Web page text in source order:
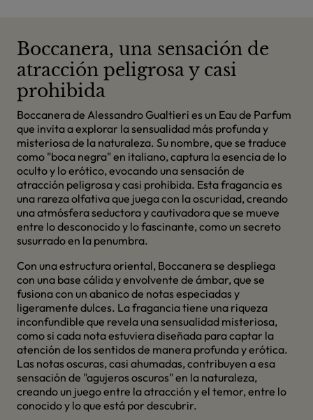
Boccanera, una sensación de
atracción peligrosa y casi
prohibida
Boccanera de Alessandro Gualtieri es un Eau de Parfum
que invita a explorar la sensualidad más profunda y
misteriosa de la naturaleza. Su nombre, que se traduce
como "boca negra" en italiano, captura la esencia de lo
oculto y lo erótico, evocando una sensación de
atracción peligrosa y casi prohibida. Esta fragancia es
una rareza olfativa que juega con la oscuridad, creando
una atmósfera seductora y cautivadora que se mueve
entre lo desconocido y lo fascinante, como un secreto
susurrado en la penumbra.
Con una estructura oriental, Boccanera se despliega
con una base cálida y envolvente de ámbar, que se
fusiona con un abanico de notas especiadas y
ligeramente dulces. La fragancia tiene una riqueza
inconfundible que revela una sensualidad misteriosa,
como si cada nota estuviera diseñada para captar la
atención de los sentidos de manera profunda y erótica.
Las notas oscuras, casi ahumadas, contribuyen a esa
sensación de "agujeros oscuros" en la naturaleza,
creando un juego entre la atracción y el temor, entre lo
conocido y lo que está por descubrir.